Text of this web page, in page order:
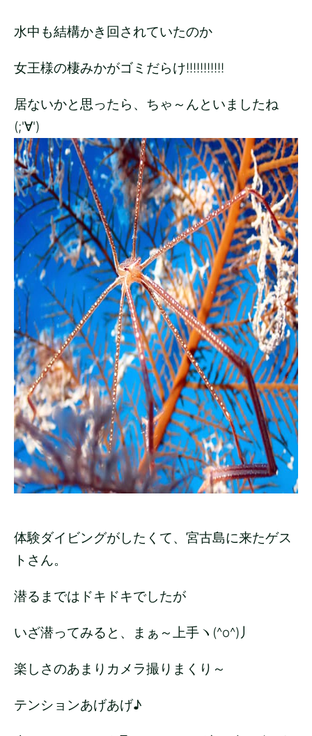
水中も結構かき回されていたのか
女王様の棲みかがゴミだらけ!!!!!!!!!!!
居ないかと思ったら、ちゃ～んといましたね
(;'∀')
体験ダイビングがしたくて、宮古島に来たゲス
トさん。
潜るまではドキドキでしたが
いざ潜ってみると、まぁ～上手ヽ(^o^)丿
楽しさのあまりカメラ撮りまくり～
テンションあげあげ♪